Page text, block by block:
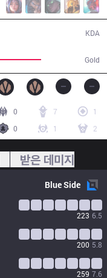
Gold
KDA
0 7
1
0
1 2
받은 데미지
BlueSide
223 6.5
200 5.8
259 7.6